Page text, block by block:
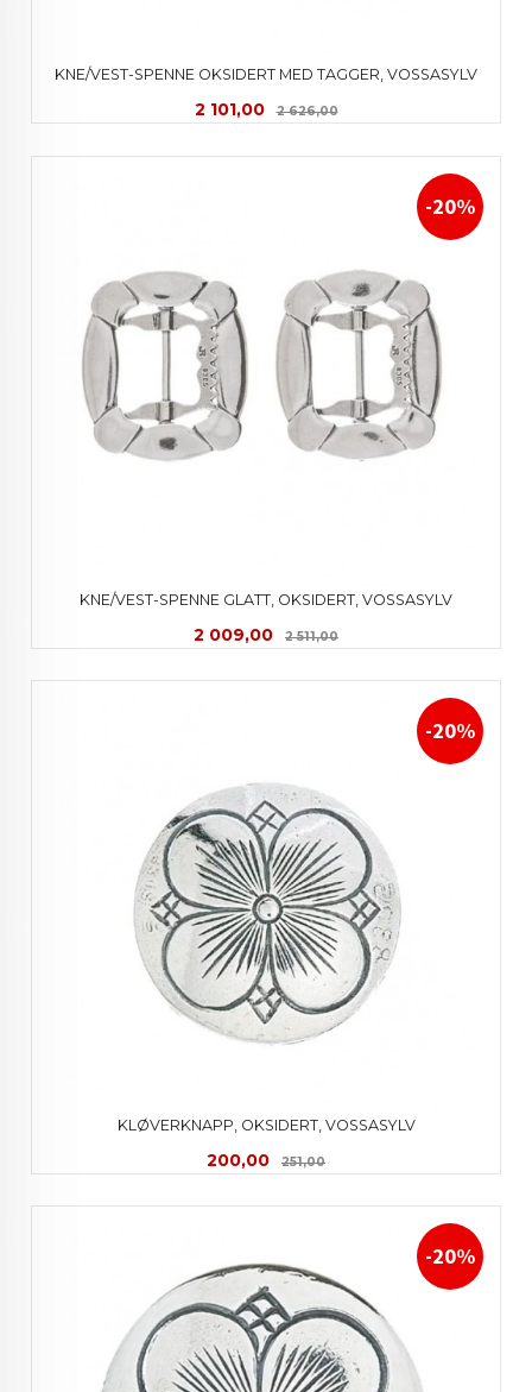
KNE/VEST-SPENNE OKSIDERT MED TAGGER, VOSSASYLV
Tilbud
2 101,00 2 626,00Rabatt
KNE/VEST-SPENNE GLATT, OKSIDERT, VOSSASYLV
Tilbud
2 009,00 2 511,00Rabatt
-20%
KLØVERKNAPP, OKSIDERT, VOSSASYLV
Tilbud
200,00 251,00Rabatt
-20%
-20%